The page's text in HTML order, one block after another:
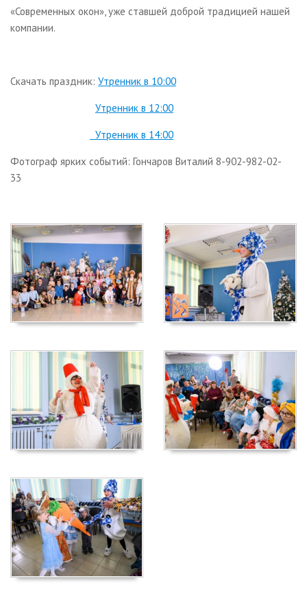
«Современных окон», уже ставшей доброй традицией нашей
компании.
Скачать праздник: Утренник в 10:00
Утренник в 12:00
Утренник в 14:00
Фотограф ярких событий: Гончаров Виталий 8-902-982-02-
33